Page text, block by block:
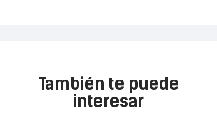
También te puede
interesar